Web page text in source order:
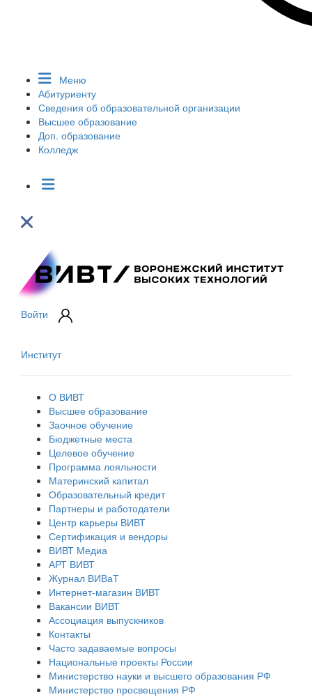
Меню
Абитуриенту
Сведения об образовательной организации
Высшее образование
Доп. образование
Колледж
Войти
Институт
О ВИВТ
Высшее образование
Заочное обучение
Бюджетные места
Целевое обучение
Программа лояльности
Материнский капитал
Образовательный кредит
Партнеры и работодатели
Центр карьеры ВИВТ
Сертификация и вендоры
ВИВТ Медиа
АРТ ВИВТ
Журнал ВИВаТ
Интернет-магазин ВИВТ
Вакансии ВИВТ
Ассоциация выпускников
Контакты
Часто задаваемые вопросы
Национальные проекты России
Министерство науки и высшего образования РФ
Министерство просвещения РФ